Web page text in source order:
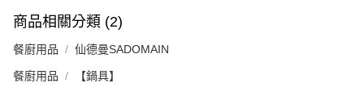
商品相關分類 (2)
餐廚用品 仙德曼SADOMAIN
餐廚用品 【鍋具】